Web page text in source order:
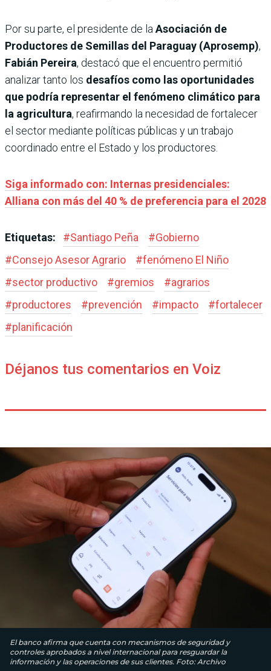
Por su parte, el presidente de la Asociación de
Productores de Semillas del Paraguay (Aprosemp),
Fabián Pereira, destacó que el encuentro permitió
analizar tanto los desafíos como las oportunidades
que podría representar el fenómeno climático para
la agricultura, reafirmando la necesidad de fortalecer
el sector mediante políticas públicas y un trabajo
coordinado entre el Estado y los productores.
Siga informado con: Internas presidenciales:
Alliana con más del 40 % de preferencia para el 2028
Etiquetas: #Santiago Peña #Gobierno
#Consejo Asesor Agrario #fenómeno El Niño
#sector productivo #gremios #agrarios
#productores #prevención #impacto #fortalecer
#planificación
Déjanos tus comentarios en Voiz
El banco afirma que cuenta con mecanismos de seguridad y
controles aprobados a nivel internacional para resguardar la
información y las operaciones de sus clientes. Foto: Archivo